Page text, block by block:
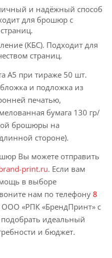
и надёжный способ
для брошюр с
(КБС). Подходит для
страниц.
А5 при тираже 50 шт.
и подложка из
печатью,
бумага 130 гр/
брошюры на
стороне).
Вы можете отправить
print.ru. Если вам
в выборе
нам по телефону 8
«РПК «БрендПринт» с
идеальный
и бюджет.